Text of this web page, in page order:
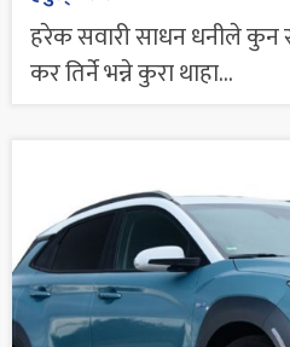
हरेक सवारी साधन धनीले कुन
कर तिर्ने भन्ने कुरा थाहा...